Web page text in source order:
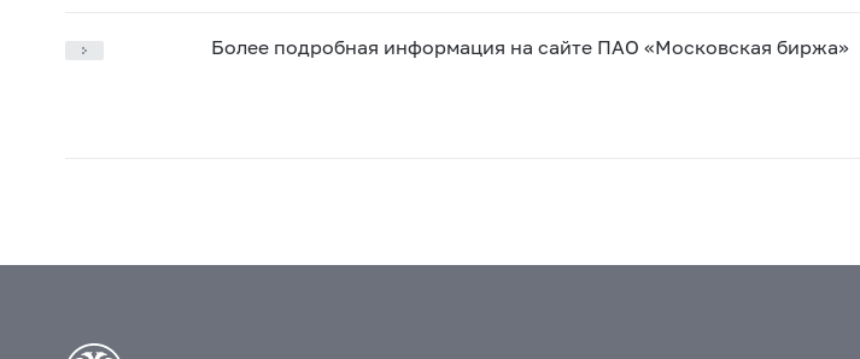
Более подробная информация на сайте ПАО «Московская биржа»